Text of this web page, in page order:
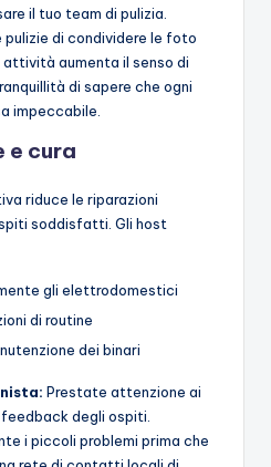
il tuo team di pulizia.
di condividere le foto
aumenta il senso di
di sapere che ogni
impeccabile.
e cura
riduce le riparazioni
soddisfatti. Gli host
gli elettrodomestici
di routine
dei binari
Prestate attenzione ai
degli ospiti.
i piccoli problemi prima che